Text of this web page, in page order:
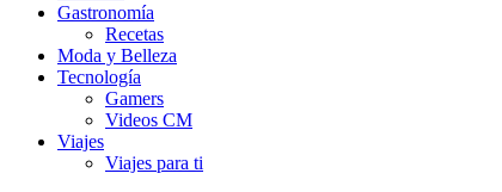
Gastronomía
Recetas
Moda y Belleza
Tecnología
Gamers
Videos CM
Viajes
Viajes para ti